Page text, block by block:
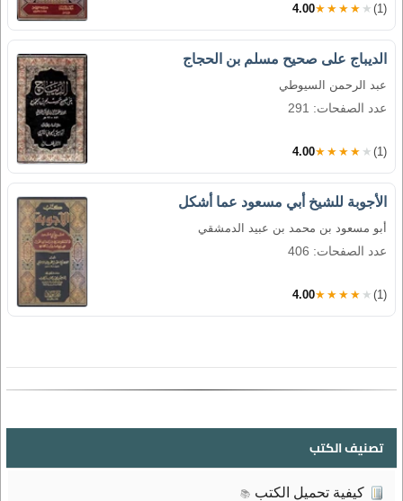
4.00★★★★★ (1)
الديباج على صحيح مسلم بن الحجاج
عبد الرحمن السيوطي
عدد الصفحات: 291
4.00★★★★★ (1)
الأجوبة للشيخ أبي مسعود عما أشكل
أبو مسعود بن محمد بن عبيد الدمشقي
عدد الصفحات: 406
4.00★★★★★ (1)
تصنيف الكتب
كيفية تحميل الكتب 📚